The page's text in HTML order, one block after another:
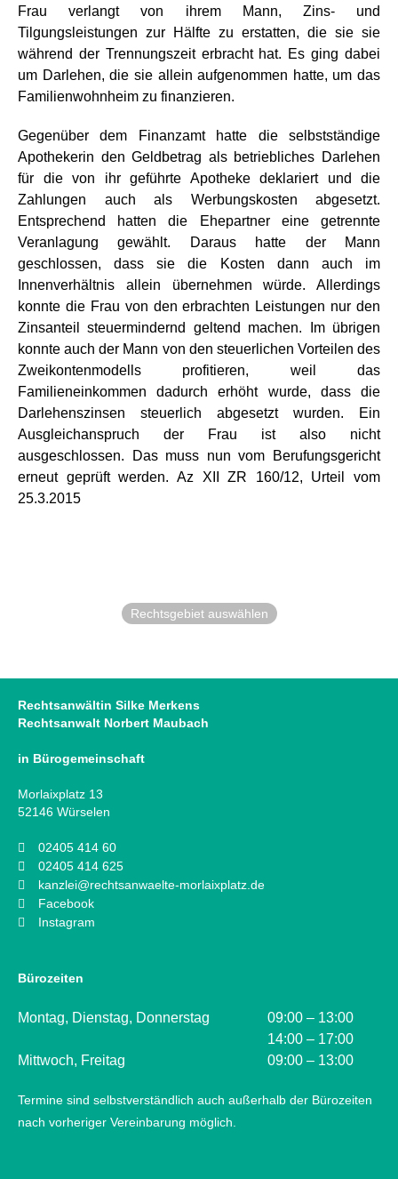
Frau verlangt von ihrem Mann, Zins- und
Tilgungsleistungen zur Hälfte zu erstatten, die sie sie
während der Trennungszeit erbracht hat. Es ging dabei
um Darlehen, die sie allein aufgenommen hatte, um das
Familienwohnheim zu finanzieren.
Gegenüber dem Finanzamt hatte die selbstständige
Apothekerin den Geldbetrag als betriebliches Darlehen
für die von ihr geführte Apotheke deklariert und die
Zahlungen auch als Werbungskosten abgesetzt.
Entsprechend hatten die Ehepartner eine getrennte
Veranlagung gewählt. Daraus hatte der Mann
geschlossen, dass sie die Kosten dann auch im
Innenverhältnis allein übernehmen würde. Allerdings
konnte die Frau von den erbrachten Leistungen nur den
Zinsanteil steuermindernd geltend machen. Im übrigen
konnte auch der Mann von den steuerlichen Vorteilen des
Zweikontenmodells profitieren, weil das
Familieneinkommen dadurch erhöht wurde, dass die
Darlehenszinsen steuerlich abgesetzt wurden. Ein
Ausgleichanspruch der Frau ist also nicht
ausgeschlossen. Das muss nun vom Berufungsgericht
erneut geprüft werden. Az XII ZR 160/12, Urteil vom
25.3.2015
Rechtsgebiet auswählen
Rechtsanwältin Silke Merkens
Rechtsanwalt Norbert Maubach
in Bürogemeinschaft
Morlaixplatz 13
52146 Würselen
02405 414 60
02405 414 625
kanzlei@rechtsanwaelte-morlaixplatz.de
Facebook
Instagram
Bürozeiten
Montag, Dienstag, Donnerstag
09:00 – 13:00
14:00 – 17:00
Mittwoch, Freitag
09:00 – 13:00
Termine sind selbstverständlich auch außerhalb der Bürozeiten
nach vorheriger Vereinbarung möglich.